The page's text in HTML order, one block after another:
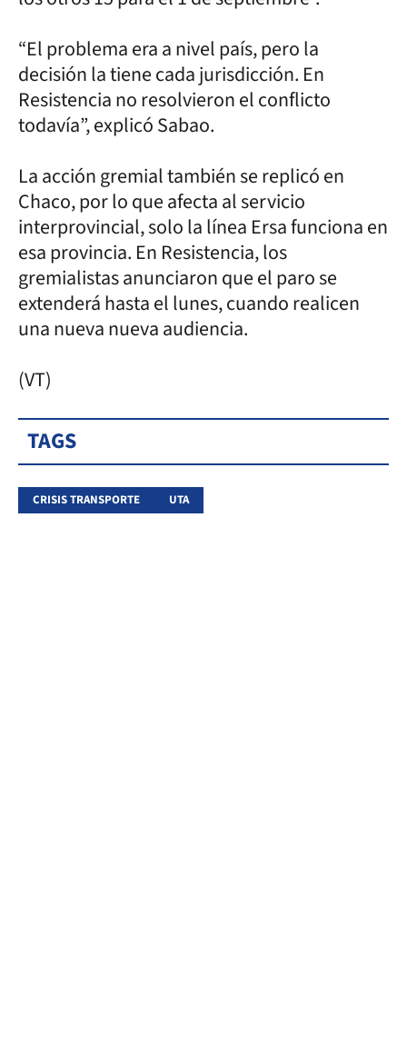
“El problema era a nivel país, pero la
decisión la tiene cada jurisdicción. En
Resistencia no resolvieron el conflicto
todavía”, explicó Sabao.
La acción gremial también se replicó en
Chaco, por lo que afecta al servicio
interprovincial, solo la línea Ersa funciona en
esa provincia. En Resistencia, los
gremialistas anunciaron que el paro se
extenderá hasta el lunes, cuando realicen
una nueva nueva audiencia.
(VT)
TAGS
CRISIS TRANSPORTE UTA